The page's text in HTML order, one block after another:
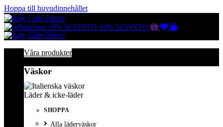
Hoppa till huvudinnehållet
10% SCONTO 10% SCONTO Gutscheine
Wunschliste
Warenkorb
Våra produkter
Väskor
Läder & icke-läder
SHOPPA
Alla läderväskor